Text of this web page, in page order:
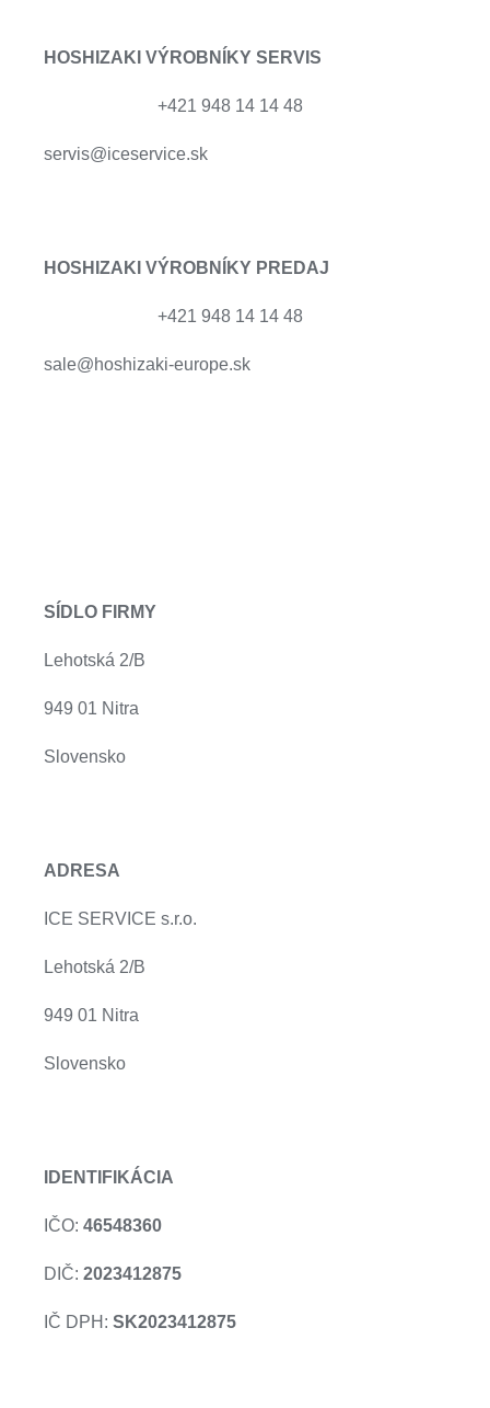
HOSHIZAKI VÝROBNÍKYSERVIS
+421 948 14 14 48
servis@iceservice.sk
HOSHIZAKI VÝROBNÍKY PREDAJ
+421 948 14 14 48
sale@hoshizaki-europe.sk
SÍDLO FIRMY
Lehotská 2/B
949 01 Nitra
Slovensko
ADRESA
ICE SERVICE s.r.o.
Lehotská 2/B
949 01 Nitra
Slovensko
IDENTIFIKÁCIA
IČO: 46548360
DIČ: 2023412875
IČ DPH: SK2023412875